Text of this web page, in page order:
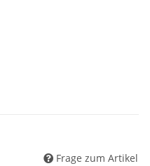
Frage zum Artikel